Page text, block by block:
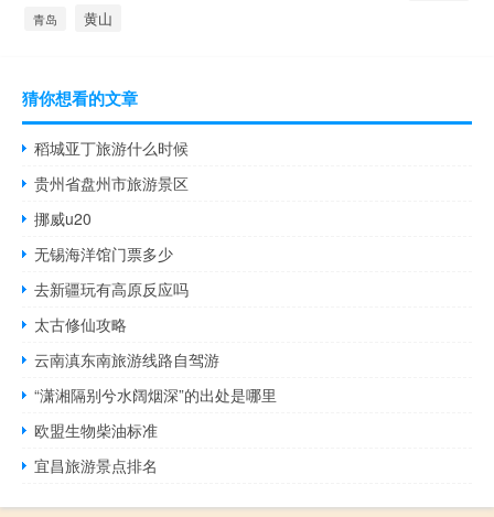
青岛 黄山
猜你想看的文章
稻城亚丁旅游什么时候
贵州省盘州市旅游景区
挪威u20
无锡海洋馆门票多少
去新疆玩有高原反应吗
太古修仙攻略
云南滇东南旅游线路自驾游
“潇湘隔别兮水阔烟深”的出处是哪里
欧盟生物柴油标准
宜昌旅游景点排名